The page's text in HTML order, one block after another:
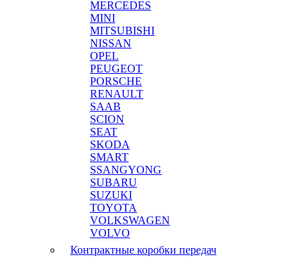
MERCEDES
MINI
MITSUBISHI
NISSAN
OPEL
PEUGEOT
PORSCHE
RENAULT
SAAB
SCION
SEAT
SKODA
SMART
SSANGYONG
SUBARU
SUZUKI
TOYOTA
VOLKSWAGEN
VOLVO
Контрактные коробки передач